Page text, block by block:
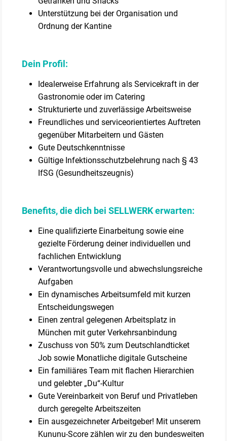
Unterstützung bei der Organisation und
Ordnung der Kantine
Dein Profil:
Idealerweise Erfahrung als Servicekraft in der
Gastronomie oder im Catering
Strukturierte und zuverlässige Arbeitsweise
Freundliches und serviceorientiertes Auftreten
gegenüber Mitarbeitern und Gästen
Gute Deutschkenntnisse
Gültige Infektionsschutzbelehrung nach § 43
IfSG (Gesundheitszeugnis)
Benefits, die dich bei SELLWERK erwarten:
Eine qualifizierte Einarbeitung sowie eine
gezielte Förderung deiner individuellen und
fachlichen Entwicklung
Verantwortungsvolle und abwechslungsreiche
Aufgaben
Ein dynamisches Arbeitsumfeld mit kurzen
Entscheidungswegen
Einen zentral gelegenen Arbeitsplatz in
München mit guter Verkehrsanbindung
Zuschuss von 50% zum Deutschlandticket
Job sowie Monatliche digitale Gutscheine
Ein familiäres Team mit flachen Hierarchien
und gelebter „Du“-Kultur
Gute Vereinbarkeit von Beruf und Privatleben
durch geregelte Arbeitszeiten
Ein ausgezeichneter Arbeitgeber! Mit unserem
Kununu-Score zählen wir zu den bundesweiten